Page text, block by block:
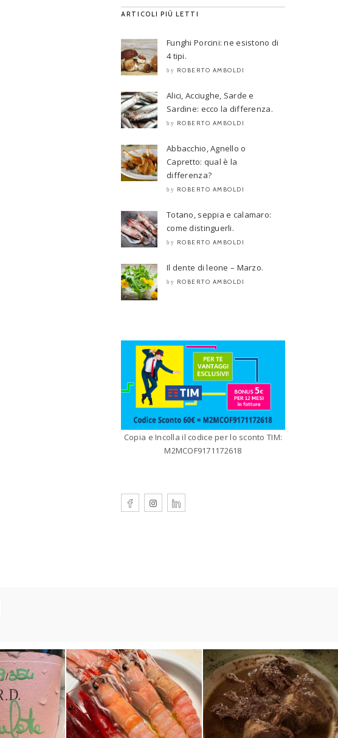
ARTICOLI PIÙ LETTI
Funghi Porcini: ne esistono di
4 tipi.
by ROBERTO AMBOLDI
Alici, Acciughe, Sarde e
Sardine: ecco la differenza.
by ROBERTO AMBOLDI
Abbacchio, Agnello o
Capretto: qual è la
differenza?
by ROBERTO AMBOLDI
Totano, seppia e calamaro:
come distinguerli.
by ROBERTO AMBOLDI
Il dente di leone – Marzo.
by ROBERTO AMBOLDI
Copia e Incolla il codice per lo sconto TIM:
M2MCOF9171172618